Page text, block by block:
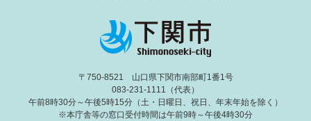
〒750-8521 山口県下関市南部町1番1号
083-231-1111（代表）
午前8時30分～午後5時15分（土・日曜日、祝日、年末年始を除く）
※本庁舎等の窓口受付時間は午前9時～午後4時30分